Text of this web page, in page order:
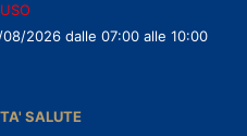
2026 dalle 07:00 alle 10:00
SALUTE